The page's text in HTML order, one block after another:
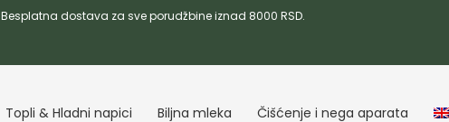
Besplatna dostava za sve porudžbine iznad 8000 RSD.
Topli & Hladni napici Biljna mleka Čišćenje i nega aparata